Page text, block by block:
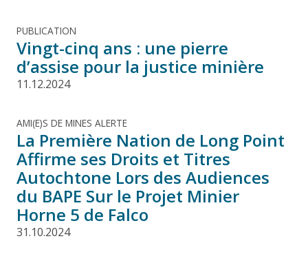
PUBLICATION
Vingt-cinq ans : une pierre
d’assise pour la justice minière
11.12.2024
AMI(E)S DE MINES ALERTE
La Première Nation de Long Point
Affirme ses Droits et Titres
Autochtone Lors des Audiences
du BAPE Sur le Projet Minier
Horne 5 de Falco
31.10.2024